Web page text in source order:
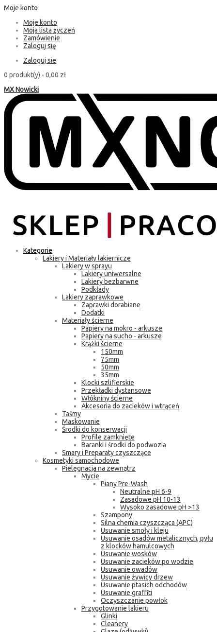
Moje konto
Moje konto
Moja lista życzeń
Zamówienie
Zaloguj się
Zaloguj sie
0 produkt(y) - 0,00 zł
MX Nowicki
Kategorie
Lakiery i Materiały lakiernicze
Lakiery w sprayu
Lakiery uniwersalne
Lakiery bezbarwne
Podkłady
Lakiery zaprawkowe
Zaprawki dorabiane
Dodatki
Materiały ścierne
Papiery na mokro - arkusze
Papiery na sucho - arkusze
Krążki ścierne
150mm
75mm
50mm
35mm
Klocki szlifierskie
Przekładki dystansowe
Włókniny ścierne
Akcesoria do zacieków i wtrąceń
Taśmy
Maskowanie
Środki do konserwacji
Profile zamknięte
Baranki i środki do podwozia
Smary i Preparaty czyszczące
Kosmetyki samochodowe
Pielęgnacja na zewnątrz
Mycie
Piany Pre-Wash
Neutralne pH 6-9
Zasadowe pH 10-13
Wysoko zasadowe pH >13
Szampony
Silna chemia czyszcząca (APC)
Usuwanie smoły i kleju
Usuwanie osadów metalicznych, pyłu
z klocków hamulcowych
Usuwanie wosków
Usuwanie zacieków po wodzie
Usuwanie owadów
Usuwanie żywicy drzew
Usuwanie ptasich odchodów
Usuwanie graffiti
Oczyszczanie powłok
Przygotowanie lakieru
Glinki
Cleanery